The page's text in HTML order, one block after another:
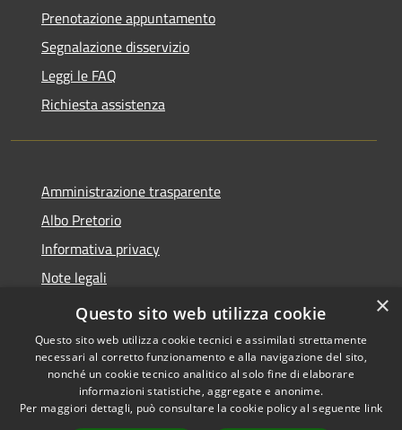
Prenotazione appuntamento
Segnalazione disservizio
Leggi le FAQ
Richiesta assistenza
Amministrazione trasparente
Albo Pretorio
Informativa privacy
Note legali
Dichiarazione di accessibilità
Accessibilità
Copyright © 2026 • Comune di
Ferno • Powered by
×
Questo sito web utilizza cookie
Questo sito web utilizza cookie tecnici e assimilati strettamente
necessari al corretto funzionamento e alla navigazione del sito,
nonché un cookie tecnico analitico al solo fine di elaborare
informazioni statistiche, aggregate e anonime.
Per maggiori dettagli, può consultare la cookie policy al seguente link